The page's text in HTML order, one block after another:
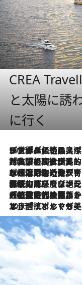
CREA
と太陽に誘
に行く
2026.8.8
リスボンの絶品スイーツ「パステル・デ・ナタ」とは？ポルトガル伝統の奥深い世界へ
2026.7.27
「私の祖国はポルトガル語です」国民的詩人フェルナンド・ペソアと、彼が愛した文学の街を歩く
2026.7.26
ポルトガル近海が育む極上の海の幸。キリリと冷えた白ワインと愉しむ、シーフード専門店の贅沢
2026.7.22
伝統の味をモダンに昇華。高感度な地元客が集う、リスボンの最旬ガストロノミー
2026.7.21
大航海時代の栄華から、震災、独裁、そして革命へ。ポルトガル・首都リスボンの石畳に刻まれた「歴史の光と影」
2026.7.13
エッセイ・ヤマザキマリ「慎ましくも美しき国 ポルトガル」